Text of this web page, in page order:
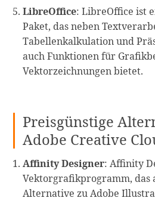
LibreOffice: LibreOffice ist
Paket, das neben
Tabellenkalkulation und
auch Funktionen für
Vektorzeichnungen bietet.
Preisgünstige
Adobe Creative
Affinity Designer: Affinity
Vektorgrafikprogramm, das
Alternative zu Adobe